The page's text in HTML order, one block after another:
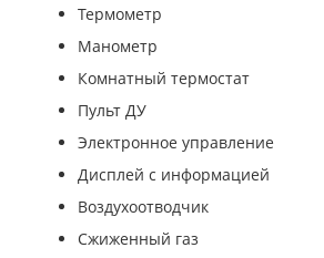
Термометр
Манометр
Комнатный термостат
Пульт ДУ
Электронное управление
Дисплей с информацией
Воздухоотводчик
Сжиженный газ